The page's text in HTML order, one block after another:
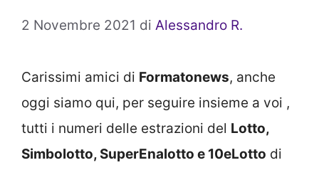
2 Novembre 2021 di Alessandro R.
Carissimi amici di Formatonews, anche
oggi siamo qui, per seguire insieme a voi ,
tutti i numeri delle estrazioni del Lotto,
Simbolotto, SuperEnalotto e 10eLotto di